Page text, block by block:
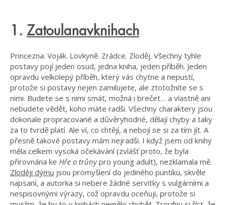
1. Zatoulanavknihach
Princezna. Voják. Lovkyně. Zrádce. Zloděj. Všechny tyhle
postavy pojí jeden osud, jedna kniha, jeden příběh. Jeden
opravdu velkolepý příběh, který vás chytne a nepustí,
protože si postavy nejen zamilujete, ale ztotožníte se s
nimi. Budete se s nimi smát, možná i brečet… a vlastně ani
nebudete vědět, koho máte radši. Všechny charaktery jsou
dokonale propracované a důvěryhodné, dělají chyby a taky
za to tvrdě platí. Ale ví, co chtějí, a nebojí se si za tím jít. A
přesně takové postavy mám nejradši. I když jsem od knihy
měla celkem vysoká očekávání (zvlášť proto, že byla
přirovnána ke Hře o trůnypro young adult), nezklamala mě.
Zloději dýmu jsou promyšlení do jediného puntíku, skvěle
napsaní, a autorka si nebere žádné servítky s vulgárními a
nespisovnými výrazy, což opravdu oceňuji, protože si